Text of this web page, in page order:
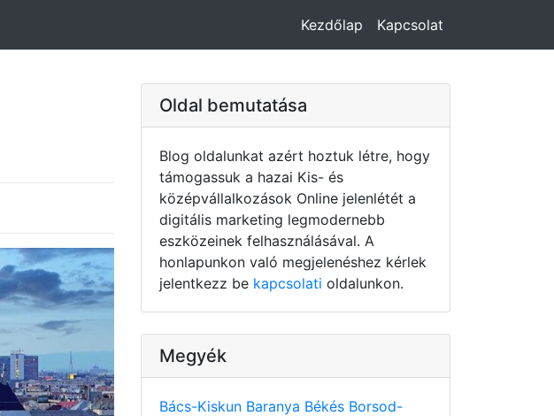
Kezdőlap Kapcsolat
Oldal bemutatása
Blog oldalunkat azért hoztuk létre, hogy
támogassuk a hazai Kis- és
középvállalkozások Online jelenlétét a
digitális marketing legmodernebb
eszközeinek felhasználásával. A
honlapunkon való megjelenéshez kérlek
jelentkezz be kapcsolati oldalunkon.
Megyék
Bács-Kiskun Baranya Békés Borsod-